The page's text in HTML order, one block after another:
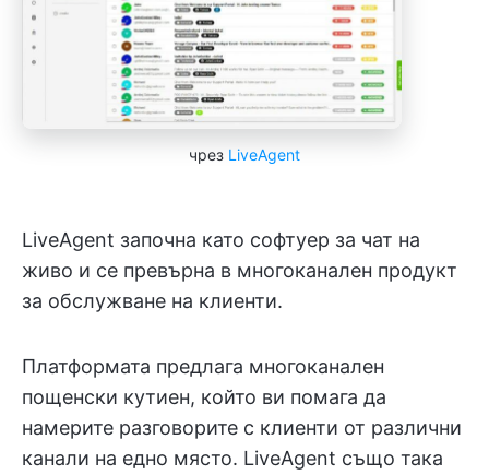
чрез LiveAgent
LiveAgent започна като софтуер за чат на
живо и се превърна в многоканален продукт
за обслужване на клиенти.
Платформата предлага многоканален
пощенски кутиен, който ви помага да
намерите разговорите с клиенти от различни
канали на едно място. LiveAgent също така